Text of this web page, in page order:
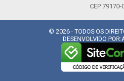
CEP 79170-
© 2026 - TODOS OS
DESENVOLVIDO POR: